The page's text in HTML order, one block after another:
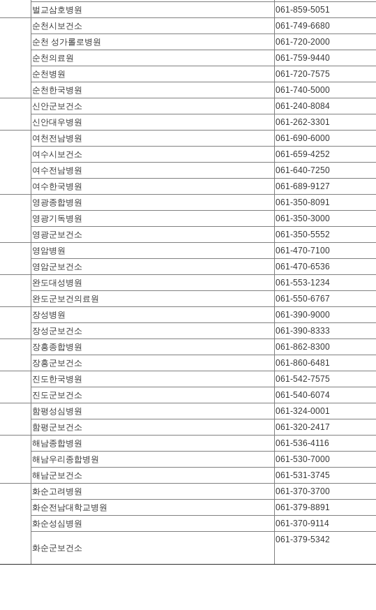
벌교삼호병원
061-859-5051
순천시보건소
061-749-6680
순천 성가롤로병원
061-720-2000
순천의료원
061-759-9440
순천병원
061-720-7575
순천한국병원
061-740-5000
신안군보건소
061-240-8084
신안대우병원
061-262-3301
여천전남병원
061-690-6000
여수시보건소
061-659-4252
여수전남병원
061-640-7250
여수한국병원
061-689-9127
영광종합병원
061-350-8091
영광기독병원
061-350-3000
영광군보건소
061-350-5552
영암병원
061-470-7100
영암군보건소
061-470-6536
완도대성병원
061-553-1234
완도군보건의료원
061-550-6767
장성병원
061-390-9000
장성군보건소
061-390-8333
장흥종합병원
061-862-8300
장흥군보건소
061-860-6481
진도한국병원
061-542-7575
진도군보건소
061-540-6074
함평성심병원
061-324-0001
함평군보건소
061-320-2417
해남종합병원
061-536-4116
해남우리종합병원
061-530-7000
해남군보건소
061-531-3745
화순고려병원
061-370-3700
화순전남대학교병원
061-379-8891
화순성심병원 061-370-9114
화순군보건소
061-379-5342